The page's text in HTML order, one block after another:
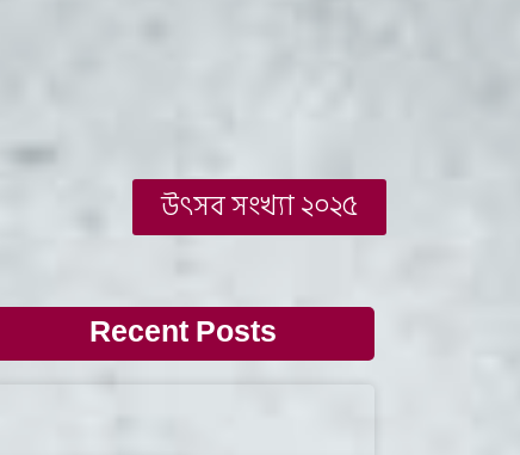
উৎসব সংখ্যা ২০২৫
Recent Posts